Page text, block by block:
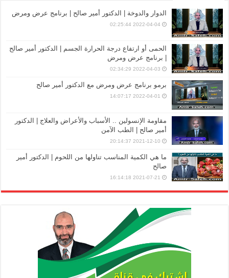
الدوار والدوخة | الدكتور أمير صالح | برنامج عرض ومرض
2022-04-04 02:25:44
الحمى أو ارتفاع درجة الحرارة الجسم | الدكتور أمير صالح
| برنامج عرض ومرض
2022-04-03 02:34:29
برمو برنامج عرض ومرض مع الدكتور أمير صالح
2022-04-01 14:07:17
مقاومة الإنسولين .. الأسباب والأعراض والعلاج | الدكتور
أمير صالح | الطب الآمن
2021-12-10 20:14:37
ما هي الكمية المناسب تناولها من اللحوم | الدكتور أمير
صالح
2021-07-21 16:14:18